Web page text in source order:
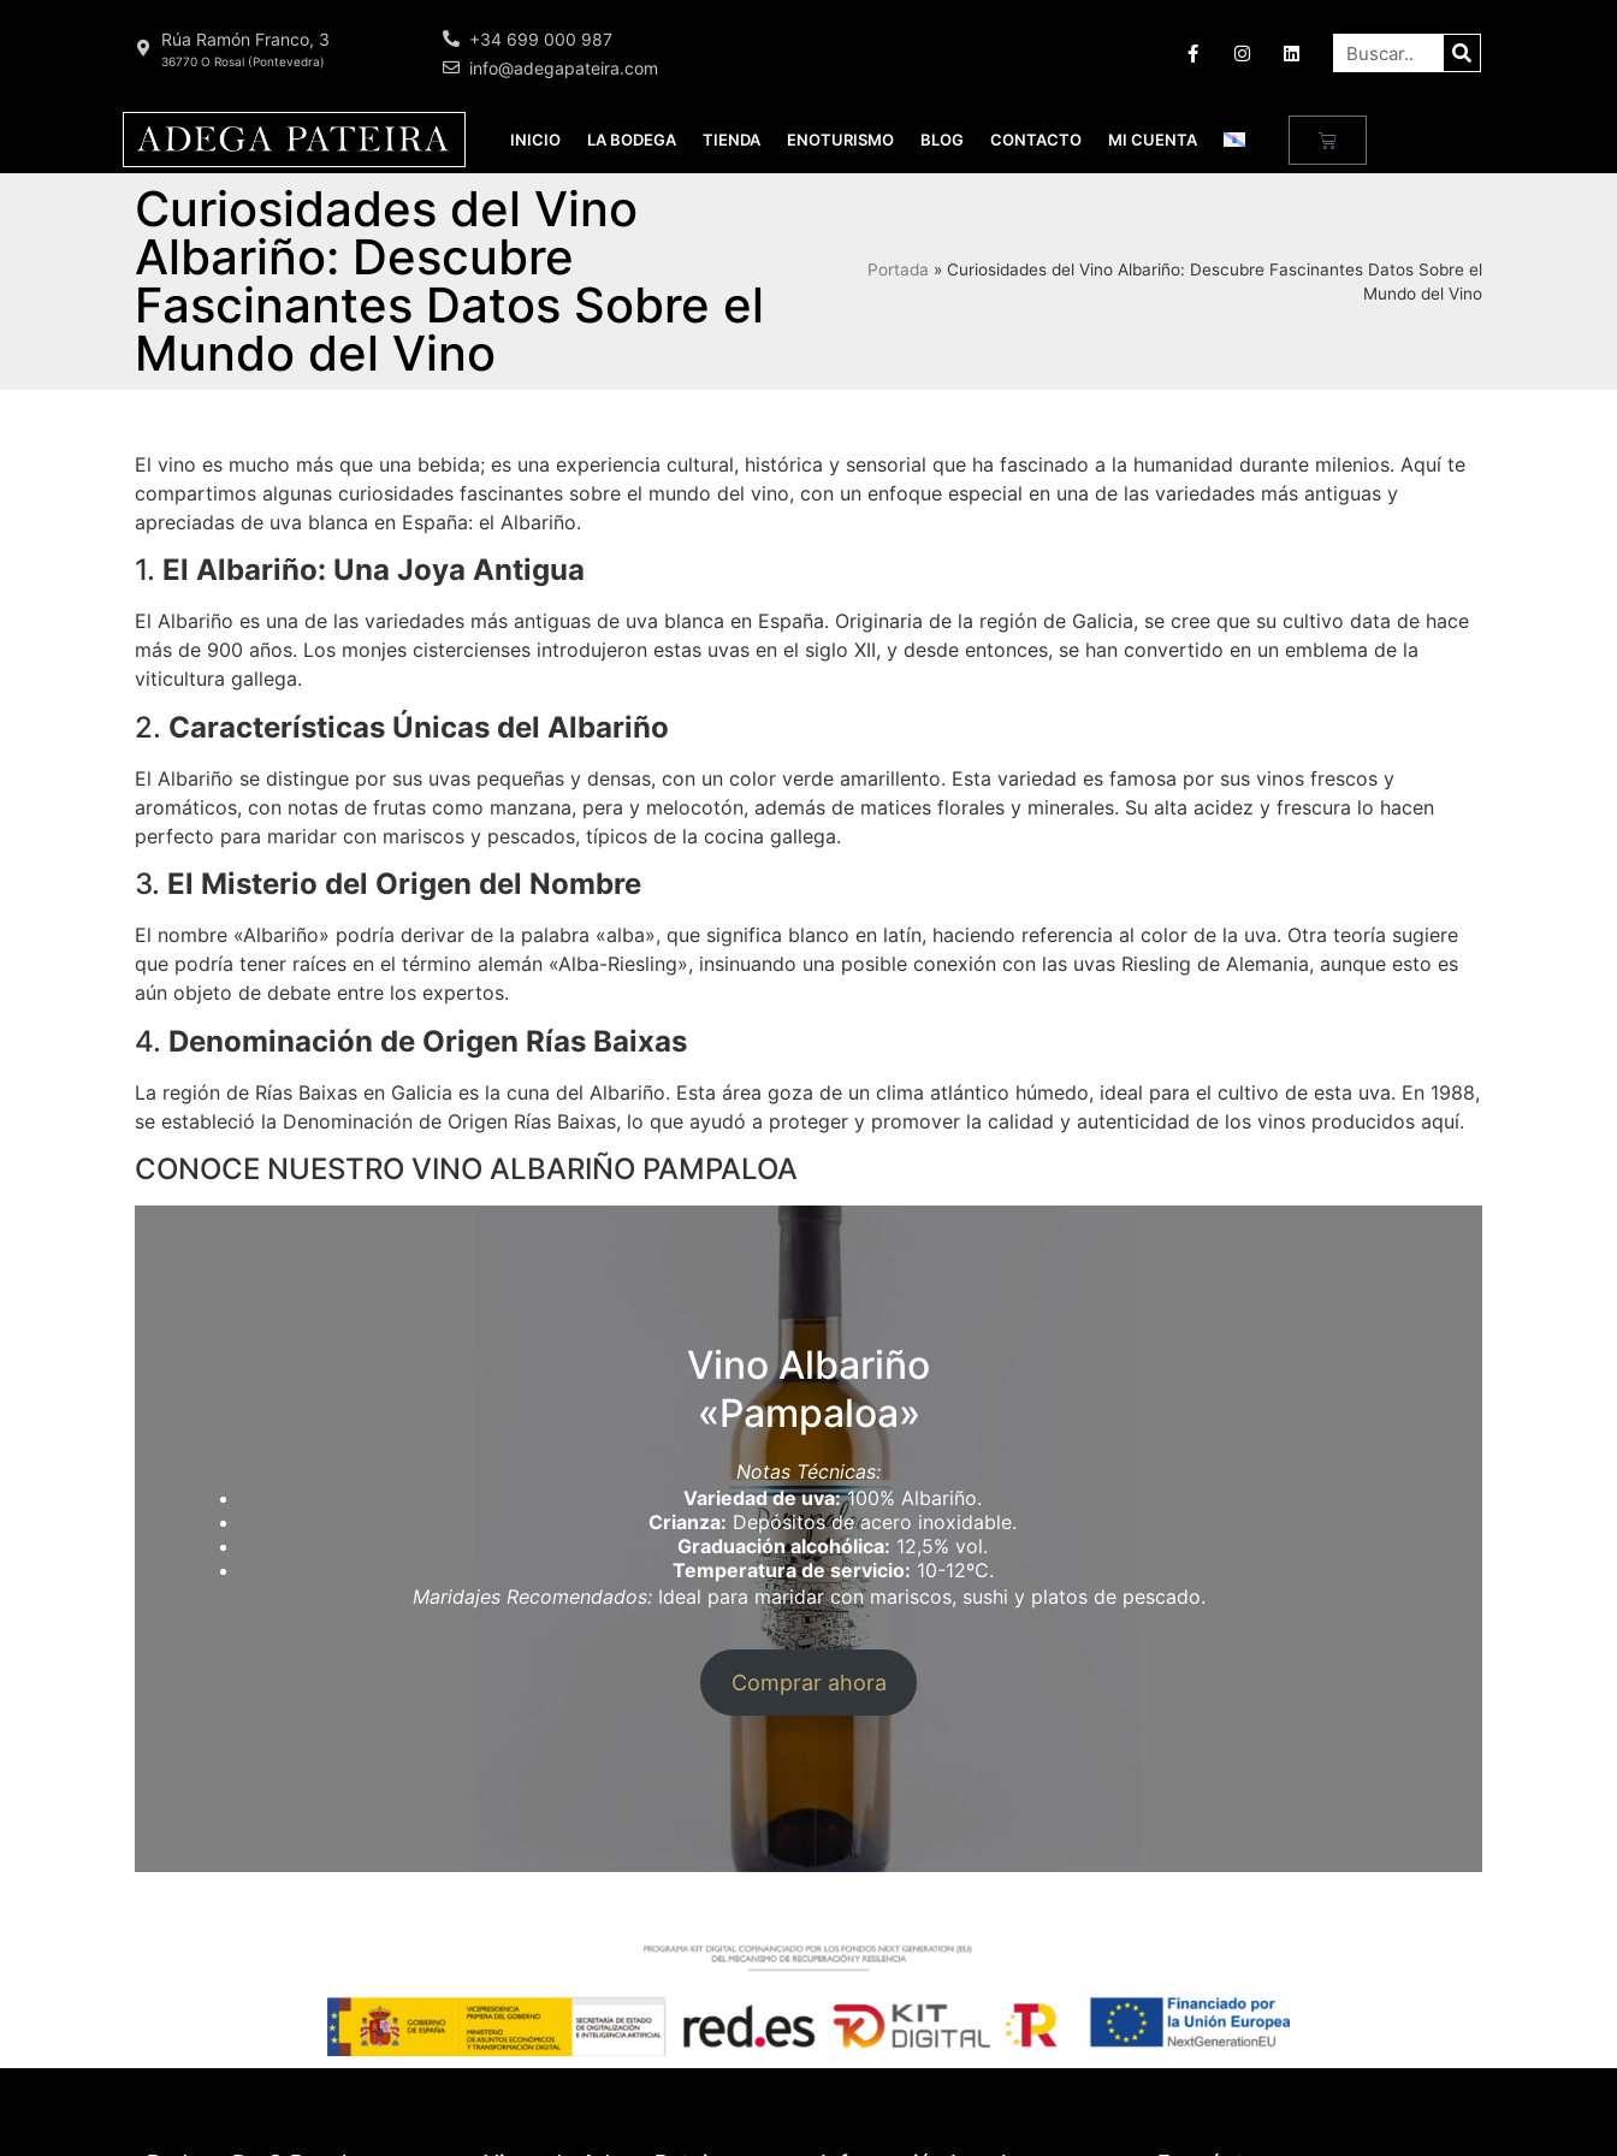
Rúa Ramón Franco, 3
36770 O Rosal (Pontevedra)
+34 699 000 987
info@adegapateira.com
INICIO LA BODEGA TIENDA ENOTURISMO BLOG CONTACTO MI CUENTA
Curiosidades del Vino
Albariño: Descubre
Fascinantes Datos Sobre el
Mundo del Vino
Portada » Curiosidades del Vino Albariño: Descubre Fascinantes Datos Sobre el
Mundo del Vino
El vino es mucho más que una bebida; es una experiencia cultural, histórica y sensorial que ha fascinado a la humanidad durante milenios. Aquí te
compartimos algunas curiosidades fascinantes sobre el mundo del vino, con un enfoque especial en una de las variedades más antiguas y
apreciadas de uva blanca en España: el Albariño.
1. El Albariño: Una Joya Antigua
El Albariño es una de las variedades más antiguas de uva blanca en España. Originaria de la región de Galicia, se cree que su cultivo data de hace
más de 900 años. Los monjes cistercienses introdujeron estas uvas en el siglo XII, y desde entonces, se han convertido en un emblema de la
viticultura gallega.
2. Características Únicas del Albariño
El Albariño se distingue por sus uvas pequeñas y densas, con un color verde amarillento. Esta variedad es famosa por sus vinos frescos y
aromáticos, con notas de frutas como manzana, pera y melocotón, además de matices florales y minerales. Su alta acidez y frescura lo hacen
perfecto para maridar con mariscos y pescados, típicos de la cocina gallega.
3. El Misterio del Origen del Nombre
El nombre «Albariño» podría derivar de la palabra «alba», que significa blanco en latín, haciendo referencia al color de la uva. Otra teoría sugiere
que podría tener raíces en el término alemán «Alba-Riesling», insinuando una posible conexión con las uvas Riesling de Alemania, aunque esto es
aún objeto de debate entre los expertos.
4. Denominación de Origen Rías Baixas
La región de Rías Baixas en Galicia es la cuna del Albariño. Esta área goza de un clima atlántico húmedo, ideal para el cultivo de esta uva. En 1988,
se estableció la Denominación de Origen Rías Baixas, lo que ayudó a proteger y promover la calidad y autenticidad de los vinos producidos aquí.
CONOCE NUESTRO VINO ALBARIÑO PAMPALOA
Vino Albariño
«Pampaloa»
Notas Técnicas:
Variedad de uva:100% Albariño.
Crianza: Depósitos de acero inoxidable.
Graduación alcohólica: 12,5% vol.
Temperatura de servicio: 10-12ºC.
Maridajes Recomendados:Ideal para maridar con mariscos, sushi y platos de pescado.
Comprar ahora